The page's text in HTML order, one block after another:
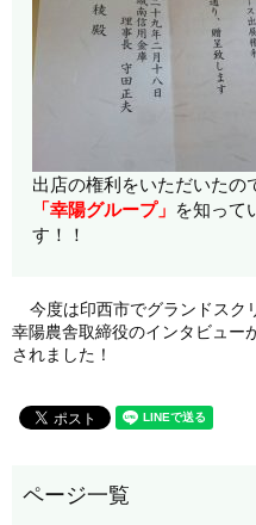
出店の権利をいただいたの
「幸陽グループ」 を知って
す！！
今度は印西市でグランドスク
幸陽農舎取締役のインタビュー
されました！